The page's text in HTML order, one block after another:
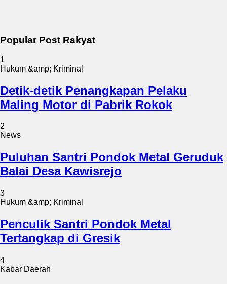
Popular Post Rakyat
1
Hukum &amp; Kriminal
Detik-detik Penangkapan Pelaku
Maling Motor di Pabrik Rokok
2
News
Puluhan Santri Pondok Metal Geruduk
Balai Desa Kawisrejo
3
Hukum &amp; Kriminal
Penculik Santri Pondok Metal
Tertangkap di Gresik
4
Kabar Daerah